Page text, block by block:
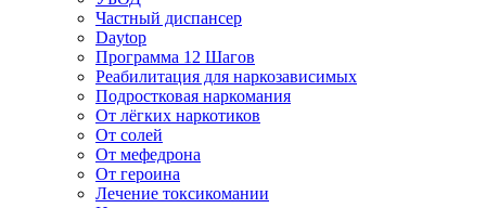
Частный диспансер
Daytop
Программа 12 Шагов
Реабилитация для наркозависимых
Подростковая наркомания
От лёгких наркотиков
От солей
От мефедрона
От героина
Лечение токсикомании